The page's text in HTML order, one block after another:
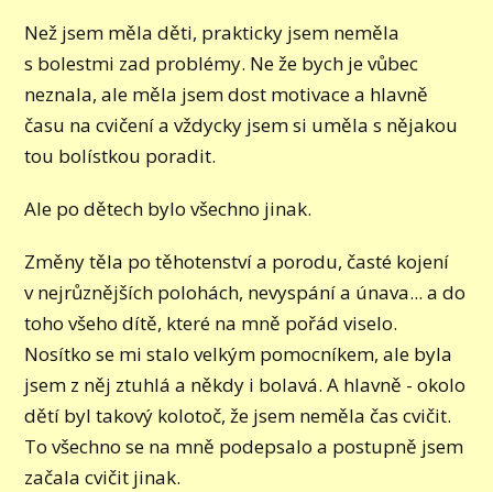
Než jsem měla děti, prakticky jsem neměla
s bolestmi zad problémy. Ne že bych je vůbec
neznala, ale měla jsem dost motivace a hlavně
času na cvičení a vždycky jsem si uměla s nějakou
tou bolístkou poradit.
Ale po dětech bylo všechno jinak.
Změny těla po těhotenství a porodu, časté kojení
v nejrůznějších polohách, nevyspání a únava... a do
toho všeho dítě, které na mně pořád viselo.
Nosítko se mi stalo velkým pomocníkem, ale byla
jsem z něj ztuhlá a někdy i bolavá. A hlavně - okolo
dětí byl takový kolotoč, že jsem neměla čas cvičit.
To všechno se na mně podepsalo a postupně jsem
začala cvičit jinak.